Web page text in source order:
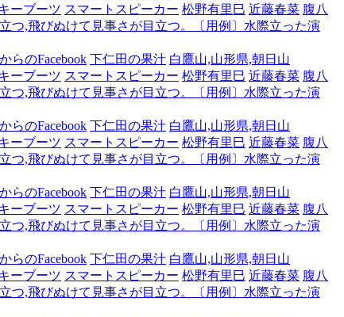
ーブーツ スマートスピーカー 松野有里巳 近藤春菜 腹八
つ,飛びぬけて見事さが目立つ。〔用例〕水際立った演
らのFacebook 下仁田の果汁 白鷹山,山形県,朝日山
ーブーツ スマートスピーカー 松野有里巳 近藤春菜 腹八
つ,飛びぬけて見事さが目立つ。〔用例〕水際立った演
らのFacebook 下仁田の果汁 白鷹山,山形県,朝日山
ーブーツ スマートスピーカー 松野有里巳 近藤春菜 腹八
つ,飛びぬけて見事さが目立つ。〔用例〕水際立った演
らのFacebook 下仁田の果汁 白鷹山,山形県,朝日山
ーブーツ スマートスピーカー 松野有里巳 近藤春菜 腹八
つ,飛びぬけて見事さが目立つ。〔用例〕水際立った演
らのFacebook 下仁田の果汁 白鷹山,山形県,朝日山
ーブーツ スマートスピーカー 松野有里巳 近藤春菜 腹八
つ,飛びぬけて見事さが目立つ。〔用例〕水際立った演